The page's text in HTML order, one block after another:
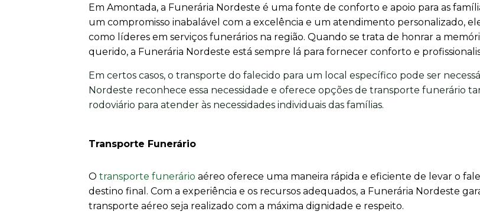
Em Amontada, a Funerária Nordeste é uma fonte de conforto e apoio para as
um compromisso inabalável com a excelência e um atendimento personalizado,
como líderes em serviços funerários na região. Quando se trata de honrar a
querido, a Funerária Nordeste está sempre lá para fornecer conforto e
Em certos casos, o transporte do falecido para um local específico pode ser
Nordeste reconhece essa necessidade e oferece opções de transporte funerário
rodoviário para atender às necessidades individuais das famílias.
Transporte Funerário
Otransporte funerário aéreo oferece uma maneira rápida e eficiente de levar o
destino final. Com a experiência e os recursos adequados, a Funerária Nordeste
transporte aéreo seja realizado com a máxima dignidade e respeito.